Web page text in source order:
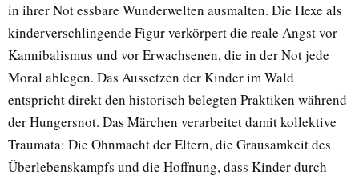
in ihrer Not essbare Wunderwelten ausmalten. Die Hexe als
kinderverschlingende Figur verkörpert die reale Angst vor
Kannibalismus und vor Erwachsenen, die in der Not jede
Moral ablegen. Das Aussetzen der Kinder im Wald
entspricht direkt den historisch belegten Praktiken während
der Hungersnot. Das Märchen verarbeitet damit kollektive
Traumata: Die Ohnmacht der Eltern, die Grausamkeit des
Überlebenskampfs und die Hoffnung, dass Kinder durch